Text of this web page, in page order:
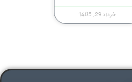
خرداد 29, 1405